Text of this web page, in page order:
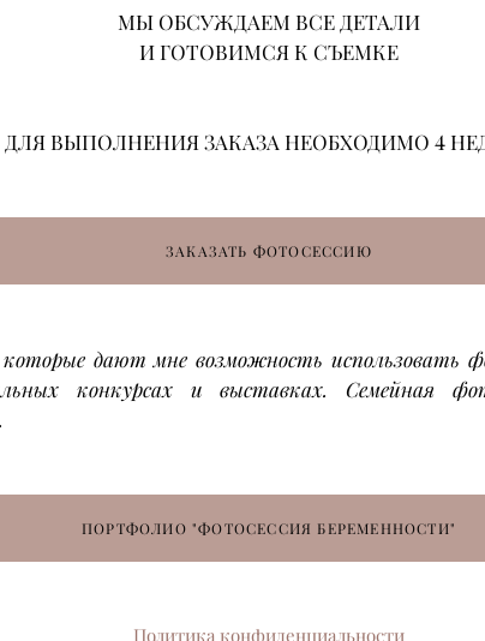
МЫ ОБСУЖДАЕМ ВСЕ ДЕТАЛИ
И ГОТОВИМСЯ К СЪЕМКЕ
ДЛЯ ВЫПОЛНЕНИЯ ЗАКАЗА НЕОБХОДИМО 4
ЗАКАЗАТЬ ФОТОСЕССИЮ
дают мне возможность использовать
конкурсах и выставках. Семейная
ПОРТФОЛИО "ФОТОСЕССИЯ БЕРЕМЕННОСТИ"
Политика конфиденциальности